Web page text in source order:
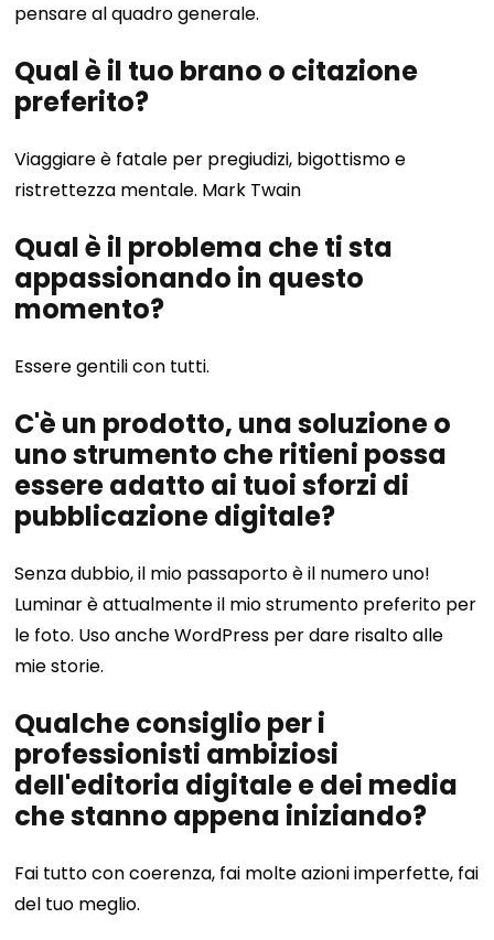
pensare al quadro generale.
Qual è il tuo brano o citazione
preferito?
Viaggiare è fatale per pregiudizi, bigottismo e
ristrettezza mentale. Mark Twain
Qual è il problema che ti sta
appassionando in questo
momento?
Essere gentili con tutti.
C'è un prodotto, una soluzione o
uno strumento che ritieni possa
essere adatto ai tuoi sforzi di
pubblicazione digitale?
Senza dubbio, il mio passaporto è il numero uno!
Luminar è attualmente il mio strumento preferito per
le foto. Uso anche WordPress per dare risalto alle
mie storie.
Qualche consiglio per i
professionisti ambiziosi
dell'editoria digitale e dei media
che stanno appena iniziando?
Fai tutto con coerenza, fai molte azioni imperfette, fai
del tuo meglio.